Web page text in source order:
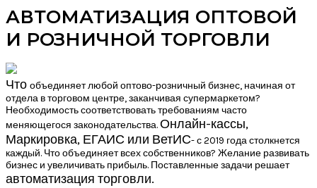
АВТОМАТИЗАЦИЯ ОПТОВОЙ
И РОЗНИЧНОЙ ТОРГОВЛИ
Что объединяет любой оптово-розничный бизнес, начиная от
отдела в торговом центре, заканчивая супермаркетом?
Необходимость соответствовать требованиям часто
меняющегося законодательства.Онлайн-кассы,
Маркировка, ЕГАИС или ВетИС- с 2019 года столкнется
каждый. Что объединяет всех собственников? Желание развивать
бизнес и увеличивать прибыль. Поставленные задачи решает
автоматизация торговли.